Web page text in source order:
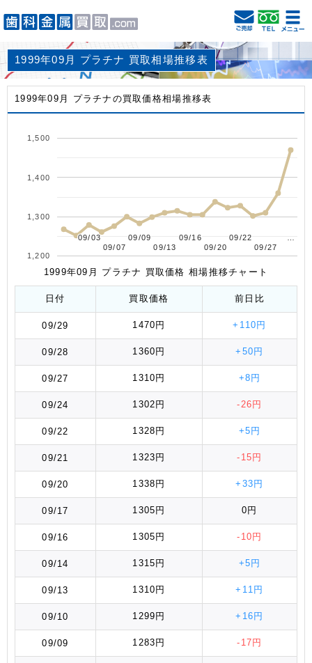
1999年09月 プラチナ 買取相場推移表
1999年09月 プラチナの買取価格相場推移表
09/03
09/03
09/07
09/07
09/09
09/09
09/13
09/13
09/16
09/16
09/20
09/20
09/22
09/22
09/27
09/27
1,200
1,300
1,400
1,500
1999年09月 プラチナ 買取価格 相場推移チャート
日付 買取価格 前日比
09/29 1470円 +110円
09/28 1360円 +50円
09/27 1310円 +8円
09/24 1302円 -26円
09/22 1328円 +5円
09/21 1323円 -15円
09/20 1338円 +33円
09/17 1305円 0円
09/16 1305円 -10円
09/14 1315円 +5円
09/13 1310円 +11円
09/10 1299円 +16円
09/09 1283円 -17円